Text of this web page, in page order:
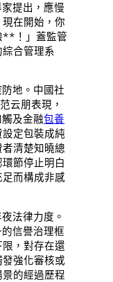
提出，應慢
在開始，你
**！」蓋監管
合管理系
地。中國社
云朋表現，
及金融包養
定包裝成純
清楚知曉總
節停止明白
足而構成非感
法律力度。
信譽治理框
，對存在還
強化審核或
的經過歷程